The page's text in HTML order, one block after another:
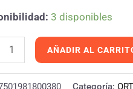
3 disponibles
AÑADIR AL
Categoría: